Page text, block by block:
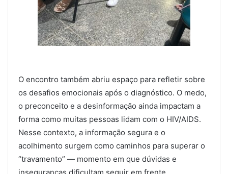
O encontro também abriu espaço para refletir sobre
os desafios emocionais após o diagnóstico. O medo,
o preconceito e a desinformação ainda impactam a
forma como muitas pessoas lidam com o HIV/AIDS.
Nesse contexto, a informação segura e o
acolhimento surgem como caminhos para superar o
“travamento” — momento em que dúvidas e
inseguranças dificultam seguir em frente.